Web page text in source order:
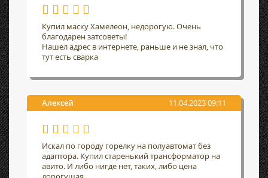
Купил маску Хамелеон, недорогую. Очень
благодарен затсоветы!
Нашел адрес в интернете, раньше и не знал, что
тут есть сварка
Алексей 11.04.2023 09:11
Искал по городу горелку на полуавтомат без
адаптора. Купил старенький трансформатор на
авито. И либо нигде нет, таких, либо цена